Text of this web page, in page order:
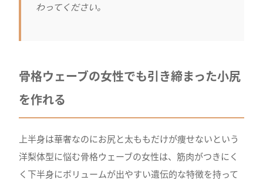
わってください。
骨格ウェーブの女性でも引き締まった小尻
を作れる
上半身は華奢なのにお尻と太ももだけが痩せないという
洋梨体型に悩む骨格ウェーブの女性は、筋肉がつきにく
く下半身にボリュームが出やすい遺伝的な特徴を持って